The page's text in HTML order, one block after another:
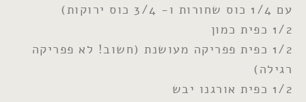
עם 1/4 כוס שחורות ו- 3/4 כוס ירוקות)
1/2 כפית כמון
1/2 כפית פפריקה מעושנת (חשוב! לא פפריקה
רגילה)
1/2 כפית אורגנו יבש